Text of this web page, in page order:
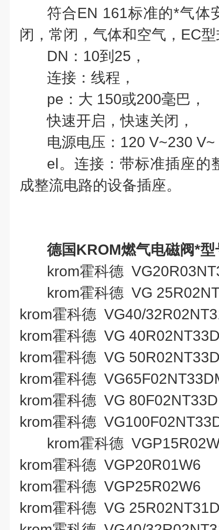
符合EN 161标准的*气体
闭，常闭，气体和空气，EC
DN：10到25，
连接：线程，
pe：大 150或200毫巴，
快速开启，快速关闭，
电源电压：120 V~230 V~
el。连接：带标准插座的
成整流电路的设备插座。
德国KROM燃气电磁阀*型
krom霍科德
krom霍科德 VG
krom霍科德 VG40/
krom霍科德 VG
krom霍科德 VG
krom霍科德
krom霍科德 VG
krom霍科德
krom霍科德
krom霍科德 VGP20R01W6
krom霍科德 VGP25R02W6
krom霍科德 VG